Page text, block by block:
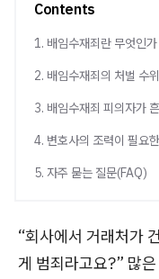
Contents
1. 배임수재죄란 무엇인가
2. 배임수재죄의 처벌 수위
3. 배임수재죄 피의자가
4. 변호사의 조력이 필요
5. 자주 묻는 질문(FAQ)
“회사에서 거래처가
게 범죄라고요?” 많